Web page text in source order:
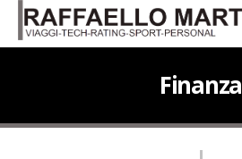
Finanza